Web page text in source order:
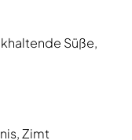
Süße,
Zimt